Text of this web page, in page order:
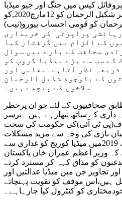
پروفائل کیس میں جنگ اور جیو میڈیا
گروپ کے چیف ایڈیٹر میر شکیل الرحمان کو 12مارچ2020,کو
کو قومی احتساب بیورو(نیب)
پہلے رہائشی پراپرٹی کی خریداری
کے الزام میں گرفتار کیا
صحافت کے بارے میں سوال
کے سب سے بڑے میڈیا گروپ کو
ذریعہ نظر آتاہے۔مقامی اور
کے باوجود شکیل الرحمان
سلاخوں کے پیچھے ہیں۔
صحافییوں کے لئے جو ان پرخطر
داری کے ساتھ نبھارہے ہیں ۔برسر
ٹی آئی)کی حکومت کی سخت
بیان بازی کی وجہ سے مزید مشکلات
پیداکردی گئیں،اورانھوں نے 2019میں میڈیا کوریج کو غداری سے
وزیر اعظم عمران خان پاکستان
کو مذاق کہہ کر مسترد کرتے
تجاویز جن میں میڈیا عدالتیں اور
ہیں،اس موقف کو تقویت پہنچاتے
کو کنٹرول کیا جارہاہے۔